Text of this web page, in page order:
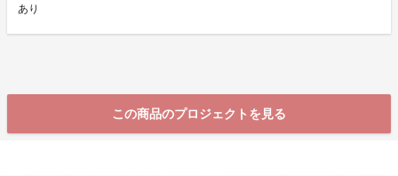
あり
この商品のプロジェクトを見る